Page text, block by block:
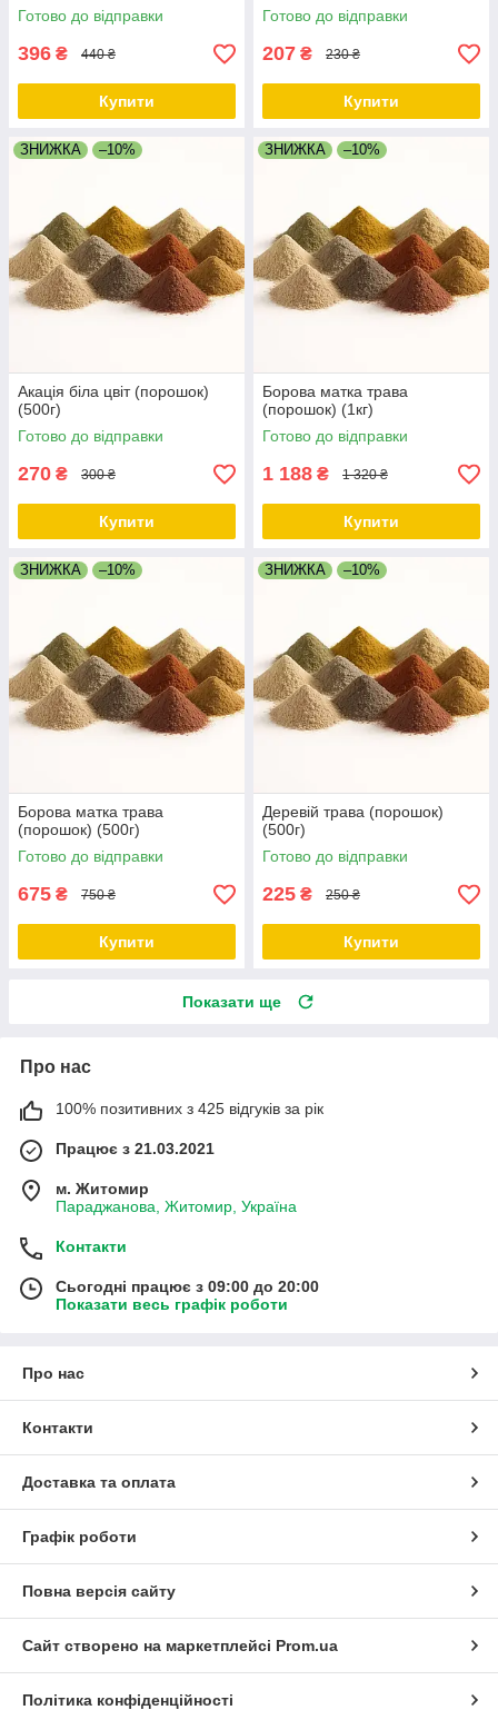
Готово до відправки
396 ₴ 440 ₴
Купити
Готово до відправки
207 ₴ 230 ₴
Купити
ЗНИЖКА –10%
Акація біла цвіт (порошок)
(500г)
Готово до відправки
270 ₴ 300 ₴
Купити
ЗНИЖКА –10%
Борова матка трава
(порошок) (1кг)
Готово до відправки
1 188 ₴ 1 320 ₴
Купити
ЗНИЖКА –10%
Борова матка трава
(порошок) (500г)
Готово до відправки
675 ₴ 750 ₴
Купити
ЗНИЖКА –10%
Деревій трава (порошок)
(500г)
Готово до відправки
225 ₴ 250 ₴
Купити
Показати ще
Про нас
100% позитивних з 425 відгуків за рік
Працює з 21.03.2021
м. Житомир
Параджанова, Житомир, Україна
Контакти
Сьогодні працює з 09:00 до 20:00
Показати весь графік роботи
Про нас
Контакти
Доставка та оплата
Графік роботи
Повна версія сайту
Сайт створено на маркетплейсі Prom.ua
Політика конфіденційності